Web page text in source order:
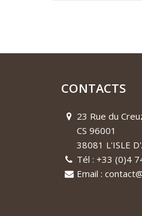
CONTACTS
23 Rue du
CS 96001
38081 L'ISLE
Tél : +33 (0)4
Email :